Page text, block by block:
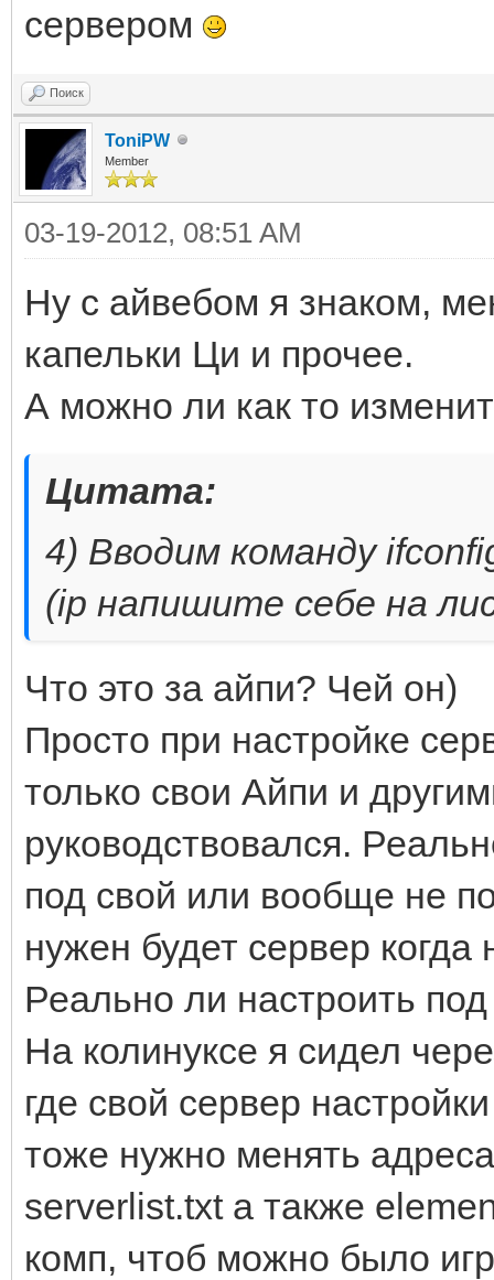
сервером
Поиск
ToniPW
Member
03-19-2012, 08:51 AM
Ну с айвебом я знаком,
капельки Ци и прочее.
А можно ли как то
Цитата:
4) Вводим команду
(ip напишите себе на
Что это за айпи? Чей он)
Просто при настройке
только свои Айпи и
руководствовался.
под свой или вообще не
нужен будет сервер когда
Реально ли настроить
На колинуксе я сидел
где свой сервер
тоже нужно менять
serverlist.txt а также
комп, чтоб можно было